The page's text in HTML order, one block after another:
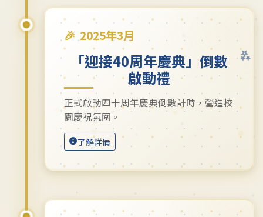
2025年3月
「迎接40周年慶典」倒數
啟動禮
正式啟動四十周年慶典倒數計時，營造校
園慶祝氛圍。
了解詳情